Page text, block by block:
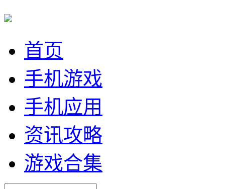
首页
手机游戏
手机应用
资讯攻略
游戏合集